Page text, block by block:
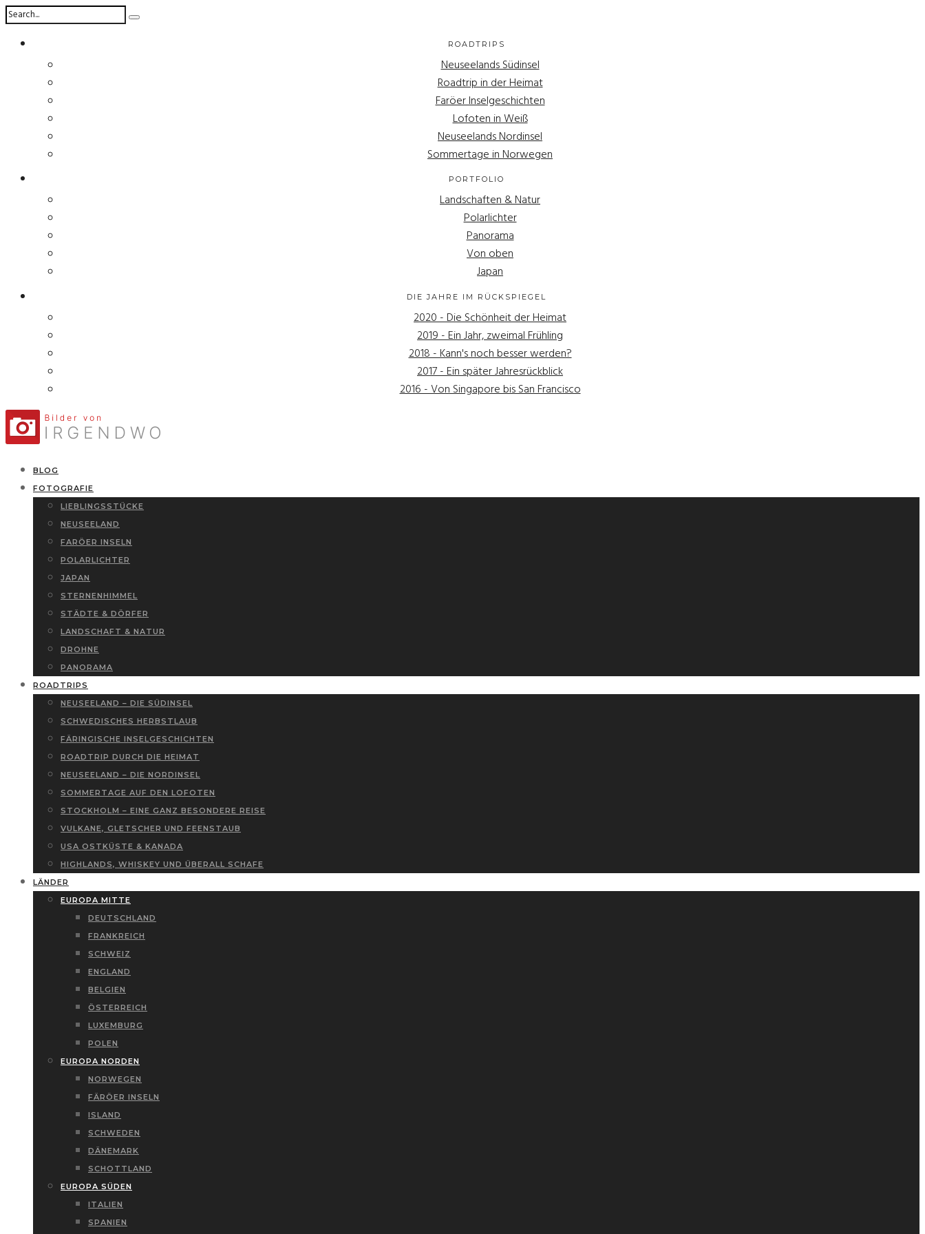
ROADTRIPS
Neuseelands Südinsel
Roadtrip in der Heimat
Faröer Inselgeschichten
Lofoten in Weiß
Neuseelands Nordinsel
Sommertage in Norwegen
PORTFOLIO
Landschaften & Natur
Polarlichter
Panorama
Von oben
Japan
DIE JAHRE IM RÜCKSPIEGEL
2020 - Die Schönheit der Heimat
2019 - Ein Jahr, zweimal Frühling
2018 - Kann's noch besser werden?
2017 - Ein später Jahresrückblick
2016 - Von Singapore bis San Francisco
BLOG
FOTOGRAFIE
LIEBLINGSSTÜCKE
NEUSEELAND
FARÖER INSELN
POLARLICHTER
JAPAN
STERNENHIMMEL
STÄDTE & DÖRFER
LANDSCHAFT & NATUR
DROHNE
PANORAMA
ROADTRIPS
NEUSEELAND – DIE SÜDINSEL
SCHWEDISCHES HERBSTLAUB
FÄRINGISCHE INSELGESCHICHTEN
ROADTRIP DURCH DIE HEIMAT
NEUSEELAND – DIE NORDINSEL
SOMMERTAGE AUF DEN LOFOTEN
STOCKHOLM – EINE GANZ BESONDERE REISE
VULKANE, GLETSCHER UND FEENSTAUB
USA OSTKÜSTE & KANADA
HIGHLANDS, WHISKEY UND ÜBERALL SCHAFE
LÄNDER
EUROPA MITTE
DEUTSCHLAND
FRANKREICH
SCHWEIZ
ENGLAND
BELGIEN
ÖSTERREICH
LUXEMBURG
POLEN
EUROPA NORDEN
NORWEGEN
FÄRÖER INSELN
ISLAND
SCHWEDEN
DÄNEMARK
SCHOTTLAND
EUROPA SÜDEN
ITALIEN
SPANIEN